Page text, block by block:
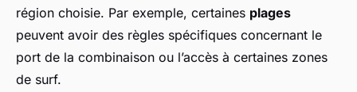
région choisie. Par exemple, certaines plages
peuvent avoir des règles spécifiques concernant le
port de la combinaison ou l’accès à certaines zones
de surf.